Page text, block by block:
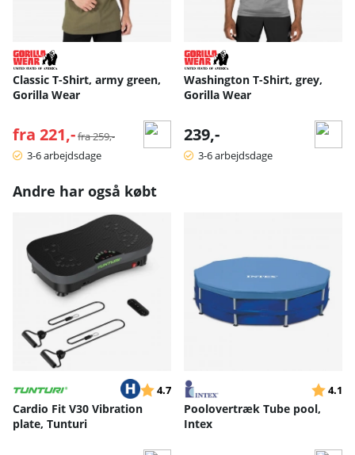
Classic T-Shirt, army green,
Gorilla Wear
fra 221,- Normalpris:
fra 259,-
3-6 arbejdsdage
Washington T-Shirt, grey,
Gorilla Wear
239,-
3-6 arbejdsdage
Andre har også købt
Vurdering:
4.7 ud af 5 stjerner
Cardio Fit V30 Vibration
plate, Tunturi
4.1
Poolovertræk Tube pool,
Intex